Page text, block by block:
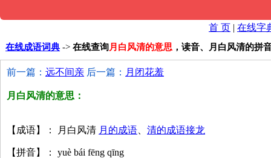
首 页 | 在线字
在线成语词典 -> 在线查询 月白风清的意思 ，读音、月白风清的拼
前一篇： 远不间亲 后一篇： 月闭花羞
月白风清的意思：
【成语】： 月白风清 月的成语 清的成语接龙
【拼音】： yuè bái fēng qīng